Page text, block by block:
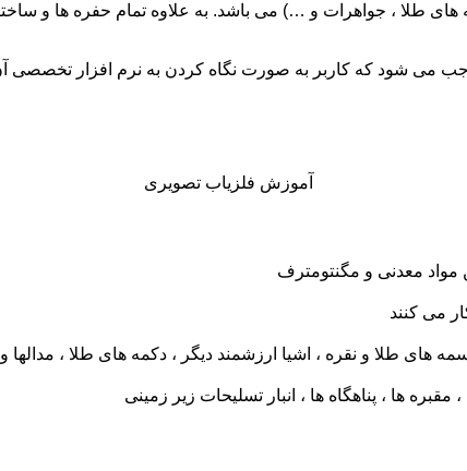
طلا ، جواهرات و …) می باشد. به علاوه تمام حفره ها و ساختار
می شود که کاربر به صورت نگاه کردن به نرم افزار تخصصی
آموزش فلزیاب تصویری
معدنی و مگنتومترف
می کنند
طلا و نقره ، اشیا ارزشمند دیگر ، دکمه های طلا ، مدالها
ها ، پناهگاه ها ، انبار تسلیحات زیر زمینی